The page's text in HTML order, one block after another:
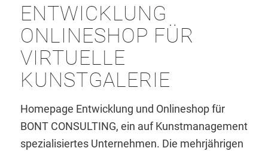
ENTWICKLUNG
ONLINESHOP FÜR
VIRTUELLE
KUNSTGALERIE
Homepage Entwicklung und Onlineshop für
BONT CONSULTING, ein auf Kunstmanagement
spezialisiertes Unternehmen. Die mehrjährigen